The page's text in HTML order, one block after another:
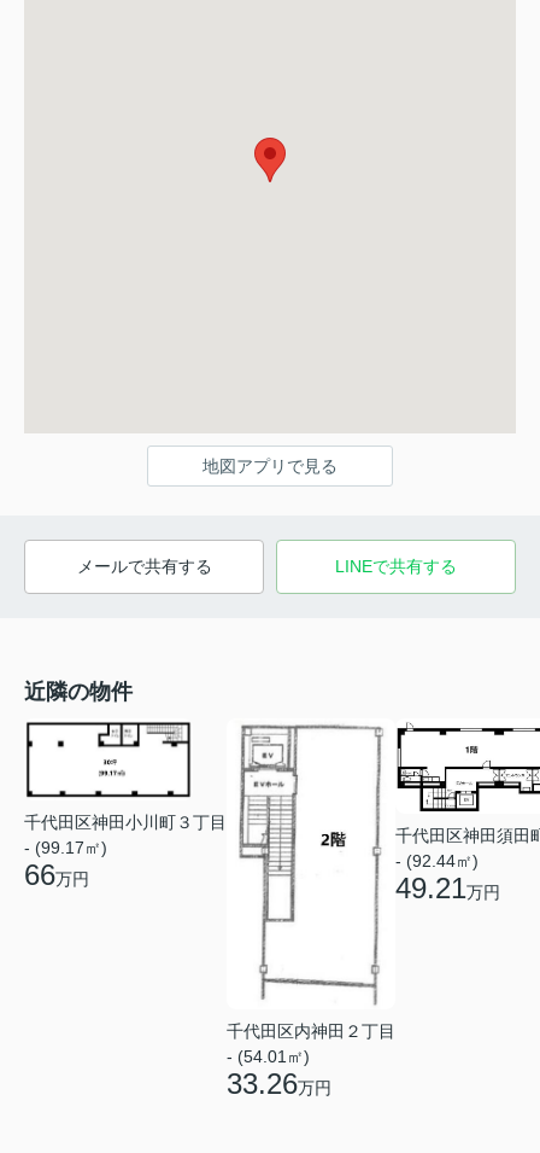
地図アプリで見る
メールで共有する LINEで共有する
近隣の物件
千代田区神田小川町３丁目
- (99.17㎡)
66万円
千代田区内神田２丁目
- (54.01㎡)
33.26万円
千代田区神田須田
- (92.44㎡)
49.21万円